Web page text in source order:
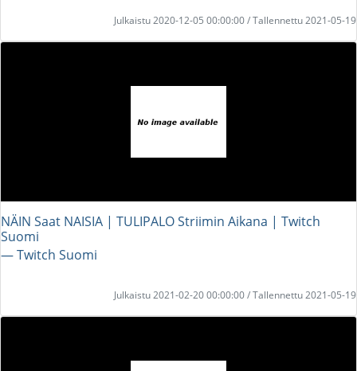
Julkaistu 2020-12-05 00:00:00 / Tallennettu 2021-05-19
NÄIN Saat NAISIA | TULIPALO Striimin Aikana | Twitch
Suomi
― Twitch Suomi
Julkaistu 2021-02-20 00:00:00 / Tallennettu 2021-05-19